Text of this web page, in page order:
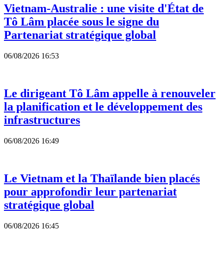
Vietnam-Australie : une visite d'État de
Tô Lâm placée sous le signe du
Partenariat stratégique global
06/08/2026 16:53
Le dirigeant Tô Lâm appelle à renouveler
la planification et le développement des
infrastructures
06/08/2026 16:49
Le Vietnam et la Thaïlande bien placés
pour approfondir leur partenariat
stratégique global
06/08/2026 16:45